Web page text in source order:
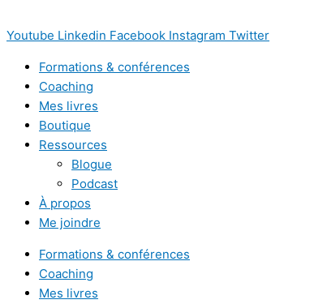
Youtube Linkedin Facebook Instagram Twitter
Formations & conférences
Coaching
Mes livres
Boutique
Ressources
Blogue
Podcast
À propos
Me joindre
Formations & conférences
Coaching
Mes livres